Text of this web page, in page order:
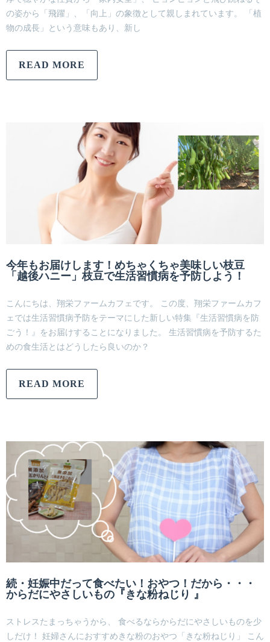
の姿から「飛躍」、「向上」の象徴として親しまれています。 「植
物の成長」という意味もあり、新し
READ MORE
今年もお届けします！めちゃくちゃ美味しい枝豆
「越後ハニー」枝豆で生活習慣病を予防しよう！
こんにちは、翔栄ファームカフェです。 この度、翔栄ファームカフ
ェでは生活習慣病予防をテーマにした新しい特集『生活習慣病を防
ごう！』をお届けすることになりました。 生活習慣病を予防するた
めの食生活とはどうしたら良いのか？
READ MORE
続・妊娠中だって食べたい！おやつ！だから・・・
からだにやさしいもの『きな粉ねじり 』
ストレスたまっちゃうから、 食べるならからだにやさしいものを少
しだけ！ 妊婦さんにおすすめきな粉のおやつ「きな粉ねじり」 こん